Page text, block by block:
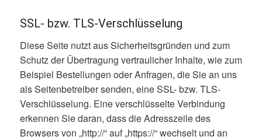
SSL- bzw. TLS-Verschlüsselung
Diese Seite nutzt aus Sicherheitsgründen und zum
Schutz der Übertragung vertraulicher Inhalte, wie zum
Beispiel Bestellungen oder Anfragen, die Sie an uns
als Seitenbetreiber senden, eine SSL- bzw. TLS-
Verschlüsselung. Eine verschlüsselte Verbindung
erkennen Sie daran, dass die Adresszeile des
Browsers von „http://“ auf „https://“ wechselt und an